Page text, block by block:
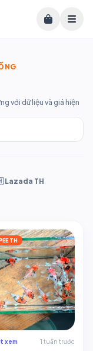
với dữ liệu và giá hiện
TH
TH
xem 1 tuần trước